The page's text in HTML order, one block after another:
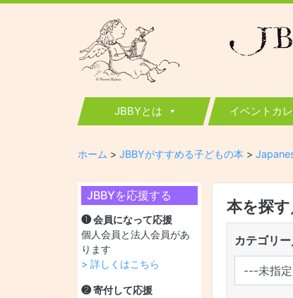
JBBY
日本国際児童図書評議会
JBBYとは イベントカ
ホーム > JBBYがすすめる子どもの本 >
JBBYを応援する
❶ 会員になって応援
個人会員と法人会員があ
ります
> 詳しくはこちら
❷ 寄付して応援
本を探
カテゴリ